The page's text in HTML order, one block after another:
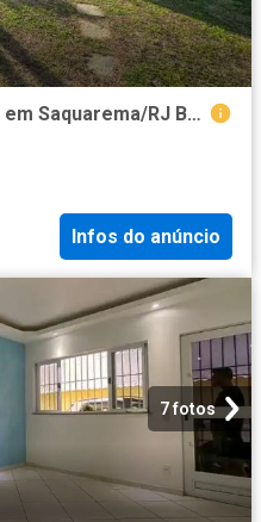
Casa / Sobrado para Venda em Saquarema/RJ Boqueirão 2 Quartos
Infos do anúncio
7 fotos